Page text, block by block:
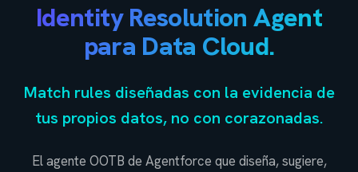
Identity Resolution Agent
para Data Cloud.
Match rules diseñadas con la evidencia de
tus propios datos, no con corazonadas.
El agente OOTB de Agentforce que diseña, sugiere,